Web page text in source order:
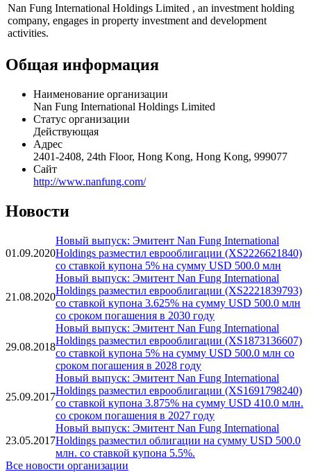
Nan Fung International Holdings Limited , an investment holding
company, engages in property investment and development
activities.
Общая информация
Наименование организации
Nan Fung International Holdings Limited
Статус организации
Действующая
Адрес
2401-2408, 24th Floor, Hong Kong, Hong Kong, 999077
Сайт
http://www.nanfung.com/
Новости
01.09.2020
Новый выпуск: Эмитент Nan Fung International
Holdings разместил еврооблигации (XS2226621840)
со ставкой купона 5% на сумму USD 500.0 млн
21.08.2020
Новый выпуск: Эмитент Nan Fung International
Holdings разместил еврооблигации (XS2221839793)
со ставкой купона 3.625% на сумму USD 500.0 млн
со сроком погашения в 2030 году
29.08.2018
Новый выпуск: Эмитент Nan Fung International
Holdings разместил еврооблигации (XS1873136607)
со ставкой купона 5% на сумму USD 500.0 млн со
сроком погашения в 2028 году
25.09.2017
Новый выпуск: Эмитент Nan Fung International
Holdings разместил еврооблигации (XS1691798240)
со ставкой купона 3.875% на сумму USD 410.0 млн.
со сроком погашения в 2027 году
23.05.2017
Новый выпуск: Эмитент Nan Fung International
Holdings разместил облигации на сумму USD 500.0
млн. со ставкой купона 5.5%.
Все новости организации